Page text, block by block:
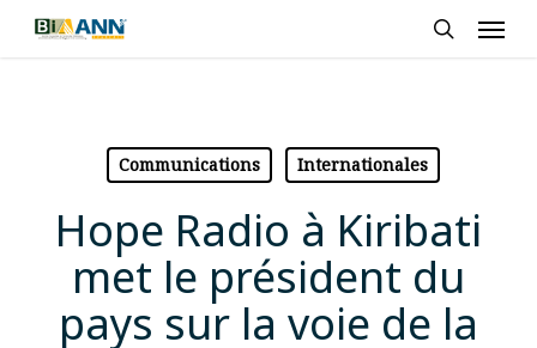
Skip
Communications Internationales
Hope Radio à Kiribati
met le président du
pays sur la voie de la